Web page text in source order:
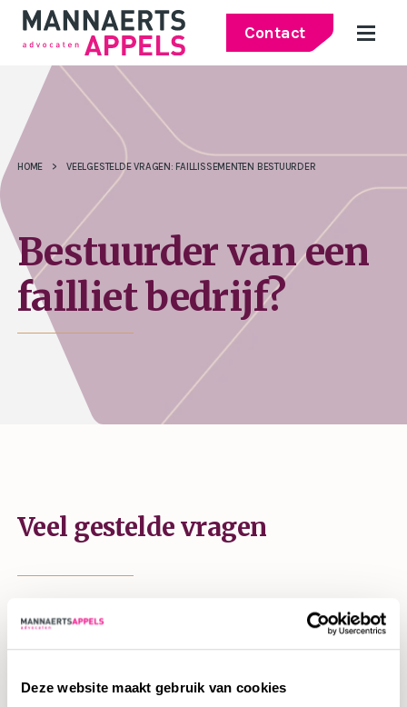
Deze website maakt gebruik van cookies
Contact
HOME > VEELGESTELDE VRAGEN: FAILLISSEMENTEN BESTUURDER
Bestuurder van een
failliet bedrijf?
Veel gestelde vragen
Zodra een bedrijf failliet wordt verklaard, neem de curator de
bedrijfsvoering over. Ons kantoor kent vijf advocaten die
Onderstaand vind je antwoorden op veel gestelde vragen